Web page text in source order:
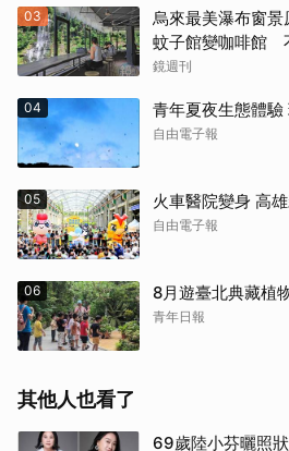
03
烏來最美瀑布窗
蚊子館變咖啡館
喝到讓人想再來
鏡週刊
04 青年夏夜生態體
自由電子報
05 火車醫院變身 高
自由電子報
06 8月遊臺北典藏植
青年日報
其他人也看了
69歲陸小芬曬照